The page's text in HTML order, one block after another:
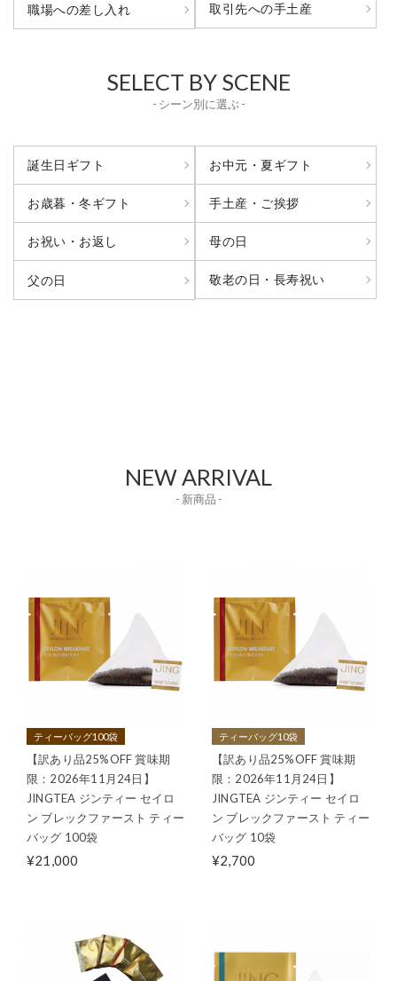
職場への差し入れ 取引先への手土産
SELECT BY SCENE
- シーン別に選ぶ -
誕生日ギフト お中元・夏ギフト
お歳暮・冬ギフト 手土産・ご挨拶
お祝い・お返し 母の日
父の日 敬老の日・長寿祝い
NEW ARRIVAL
- 新商品 -
ティーバッグ100袋
【訳あり品25%OFF 賞味期
限：2026年11月24日】
JINGTEA ジンティー セイロ
ン ブレックファースト ティー
バッグ 100袋
¥21,000
ティーバッグ10袋
【訳あり品25%OFF 賞味期
限：2026年11月24日】
JINGTEA ジンティー セイロ
ン ブレックファースト ティー
バッグ 10袋
¥2,700